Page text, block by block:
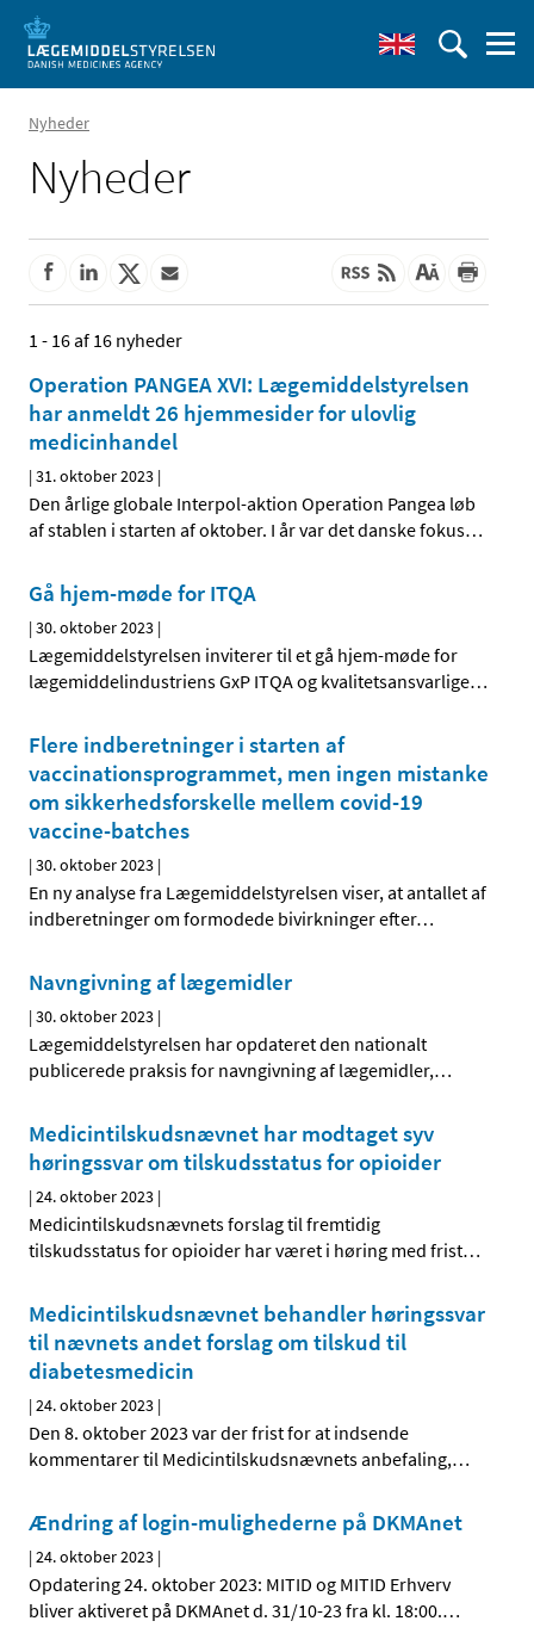
Nyheder
Nyheder
1 - 16 af 16 nyheder
Operation PANGEA XVI: Lægemiddelstyrelsen
har anmeldt 26 hjemmesider for ulovlig
medicinhandel
|31. oktober 2023 |
Den årlige globale Interpol-aktion Operation Pangea løb
af stablen i starten af oktober. I år var det danske fokus…
Gå hjem-møde for ITQA
|30. oktober 2023 |
Lægemiddelstyrelsen inviterer til et gå hjem-møde for
lægemiddelindustriens GxP ITQA og kvalitetsansvarlige…
Flere indberetninger i starten af
vaccinationsprogrammet, men ingen mistanke
om sikkerhedsforskelle mellem covid-19
vaccine-batches
|30. oktober 2023 |
En ny analyse fra Lægemiddelstyrelsen viser, at antallet af
indberetninger om formodede bivirkninger efter…
Navngivning af lægemidler
|30. oktober 2023 |
Lægemiddelstyrelsen har opdateret den nationalt
publicerede praksis for navngivning af lægemidler,…
Medicintilskudsnævnet har modtaget syv
høringssvar om tilskudsstatus for opioider
|24. oktober 2023 |
Medicintilskudsnævnets forslag til fremtidig
tilskudsstatus for opioider har været i høring med frist…
Medicintilskudsnævnet behandler høringssvar
til nævnets andet forslag om tilskud til
diabetesmedicin
|24. oktober 2023 |
Den 8. oktober 2023 var der frist for at indsende
kommentarer til Medicintilskudsnævnets anbefaling,…
Ændring af login-mulighederne på DKMAnet
|24. oktober 2023 |
Opdatering 24. oktober 2023: MITID og MITID Erhverv
bliver aktiveret på DKMAnet d. 31/10-23 fra kl. 18:00.…